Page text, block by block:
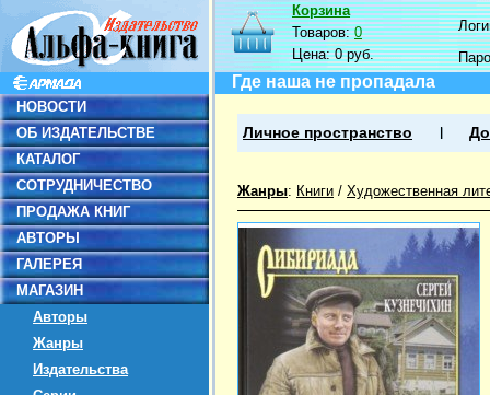
НОВОСТИ
ОБ ИЗДАТЕЛЬСТВЕ
КАТАЛОГ
СОТРУДНИЧЕСТВО
ПРОДАЖА КНИГ
АВТОРЫ
ГАЛЕРЕЯ
МАГАЗИН
Авторы
Жанры
Издательства
Корзина
Товаров:0
Цена:0 руб.
Где наша не пропадала
Личное пространство
Жанры: Книги / Художественная